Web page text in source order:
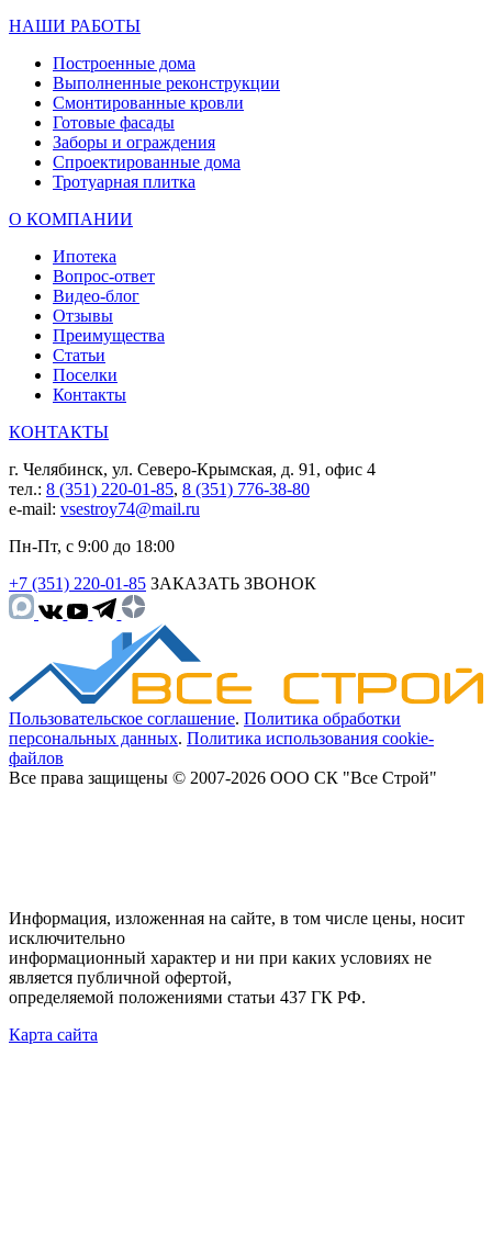
НАШИ РАБОТЫ
Построенные дома
Выполненные реконструкции
Смонтированные кровли
Готовые фасады
Заборы и ограждения
Спроектированные дома
Тротуарная плитка
О КОМПАНИИ
Ипотека
Вопрос-ответ
Видео-блог
Отзывы
Преимущества
Статьи
Поселки
Контакты
КОНТАКТЫ
г. Челябинск, ул. Северо-Крымская, д. 91, офис 4
тел.: 8 (351) 220-01-85, 8 (351) 776-38-80
e-mail: vsestroy74@mail.ru
Пн-Пт, с 9:00 до 18:00
+7 (351) 220-01-85 ЗАКАЗАТЬ ЗВОНОК
Пользовательское соглашение. Политика обработки
персональных данных. Политика использования cookie-
файлов
Все права защищены © 2007-2026 ООО СК "Все Строй"
Информация, изложенная на сайте, в том числе цены, носит
исключительно
информационный характер и ни при каких условиях не
является публичной офертой,
определяемой положениями статьи 437 ГК РФ.
Карта сайта